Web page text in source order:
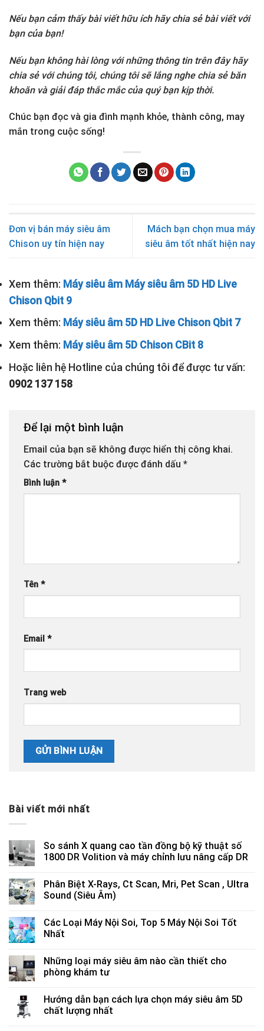
Nếu bạn cảm thấy bài viết hữu ích hãy chia sẻ bài viết với
bạn của bạn!
Nếu bạn không hài lòng với những thông tin trên đây hãy
chia sẻ với chúng tôi, chúng tôi sẽ lắng nghe chia sẻ băn
khoăn và giải đáp thắc mắc của quý bạn kịp thời.
Chúc bạn đọc và gia đình mạnh khỏe, thành công, may
mắn trong cuộc sống!
Đơn vị bán máy siêu âm
Chison uy tín hiện nay
Mách bạn chọn mua máy
siêu âm tốt nhất hiện nay
Xem thêm: Máy siêu âm Máy siêu âm 5D HD Live
Chison Qbit 9
Xem thêm: Máy siêu âm 5D HD Live Chison Qbit 7
Xem thêm: Máy siêu âm 5D Chison CBit 8
Hoặc liên hệ Hotline của chúng tôi để được tư vấn:
0902 137 158
Để lại một bình luận
Email của bạn sẽ không được hiển thị công khai.
Các trường bắt buộc được đánh dấu *
Bình luận *
Tên *
Email *
Trang web
Bài viết mới nhất
So sánh X quang cao tần đồng bộ kỹ thuật số
1800 DR Volition và máy chỉnh lưu nâng cấp DR
Phân Biệt X-Rays, Ct Scan, Mri, Pet Scan , Ultra
Sound (Siêu Âm)
Các Loại Máy Nội Soi, Top 5 Máy Nội Soi Tốt
Nhất
Những loại máy siêu âm nào cần thiết cho
phòng khám tư
Hướng dẫn bạn cách lựa chọn máy siêu âm 5D
chất lượng nhất